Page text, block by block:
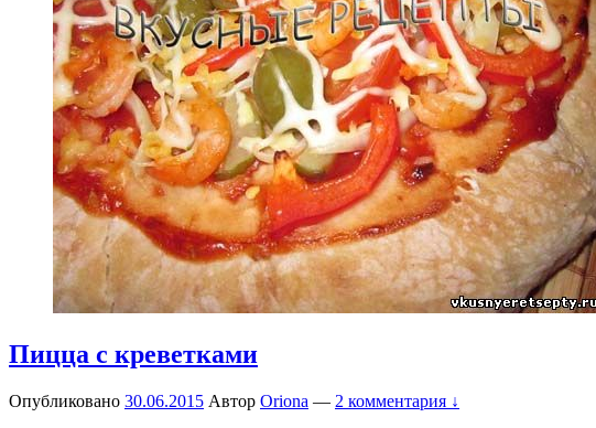
Пицца с креветками
Опубликовано 30.06.2015 Автор Oriona — 2 комментария ↓